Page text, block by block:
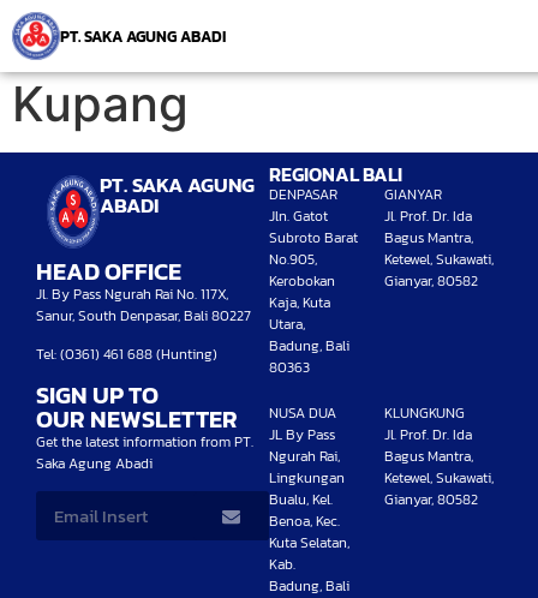
PT. SAKA AGUNG ABADI
Kupang
PT. SAKA AGUNG
ABADI
HEAD OFFICE
Jl. By Pass Ngurah Rai No. 117X,
Sanur, South Denpasar, Bali 80227
Tel: (0361) 461 688 (Hunting)
SIGN UP TO
OUR NEWSLETTER
Get the latest information from PT.
Saka Agung Abadi
REGIONAL BALI
DENPASAR
Jln. Gatot
Subroto Barat
No.905,
Kerobokan
Kaja, Kuta
Utara,
Badung, Bali
80363
GIANYAR
Jl. Prof. Dr. Ida
Bagus Mantra,
Ketewel, Sukawati,
Gianyar, 80582
NUSA DUA
JL By Pass
Ngurah Rai,
Lingkungan
Bualu, Kel.
Benoa, Kec.
Kuta Selatan,
Kab.
Badung, Bali
KLUNGKUNG
Jl. Prof. Dr. Ida
Bagus Mantra,
Ketewel, Sukawati,
Gianyar, 80582